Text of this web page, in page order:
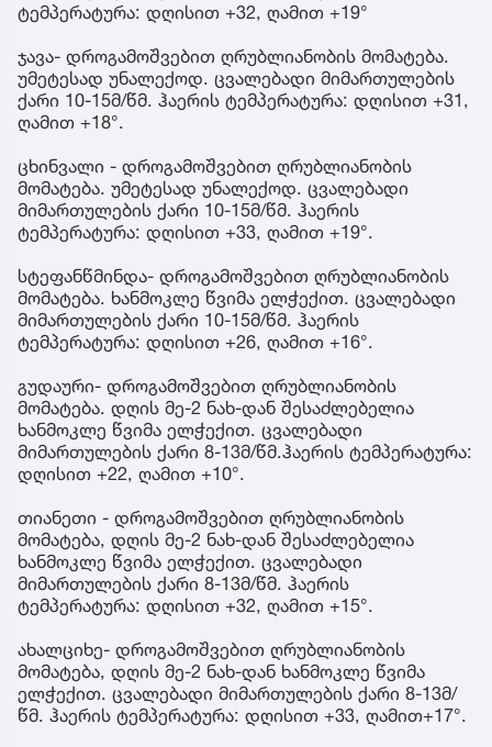
ტემპერატურა: დღისით +32, ღამით +19°
ჯავა- დროგამოშვებით ღრუბლიანობის მომატება.
უმეტესად უნალექოდ. ცვალებადი მიმართულების
ქარი 10-15მ/წმ. ჰაერის ტემპერატურა: დღისით +31,
ღამით +18°.
ცხინვალი - დროგამოშვებით ღრუბლიანობის
მომატება. უმეტესად უნალექოდ. ცვალებადი
მიმართულების ქარი 10-15მ/წმ. ჰაერის
ტემპერატურა: დღისით +33, ღამით +19°.
სტეფანწმინდა- დროგამოშვებით ღრუბლიანობის
მომატება. ხანმოკლე წვიმა ელჭექით. ცვალებადი
მიმართულების ქარი 10-15მ/წმ. ჰაერის
ტემპერატურა: დღისით +26, ღამით +16°.
გუდაური- დროგამოშვებით ღრუბლიანობის
მომატება. დღის მე-2 ნახ-დან შესაძლებელია
ხანმოკლე წვიმა ელჭექით. ცვალებადი
მიმართულების ქარი 8-13მ/წმ.ჰაერის ტემპერატურა:
დღისით +22, ღამით +10°.
თიანეთი - დროგამოშვებით ღრუბლიანობის
მომატება, დღის მე-2 ნახ-დან შესაძლებელია
ხანმოკლე წვიმა ელჭექით. ცვალებადი
მიმართულების ქარი 8-13მ/წმ. ჰაერის
ტემპერატურა: დღისით +32, ღამით +15°.
ახალციხე- დროგამოშვებით ღრუბლიანობის
მომატება, დღის მე-2 ნახ-დან ხანმოკლე წვიმა
ელჭექით. ცვალებადი მიმართულების ქარი 8-13მ/
წმ. ჰაერის ტემპერატურა: დღისით +33, ღამით+17°.